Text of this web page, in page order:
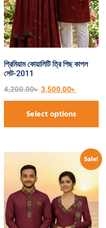
প্রিমিয়াম কোয়ালিটি ত্রি পিছ কাপল
সেট-2011
4,200.00৳ 3,500.00৳
Select options
Sale!